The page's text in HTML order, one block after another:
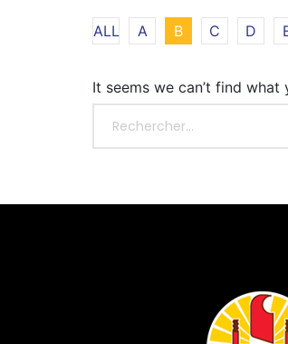
ALL A B C D
It seems we can’t find what